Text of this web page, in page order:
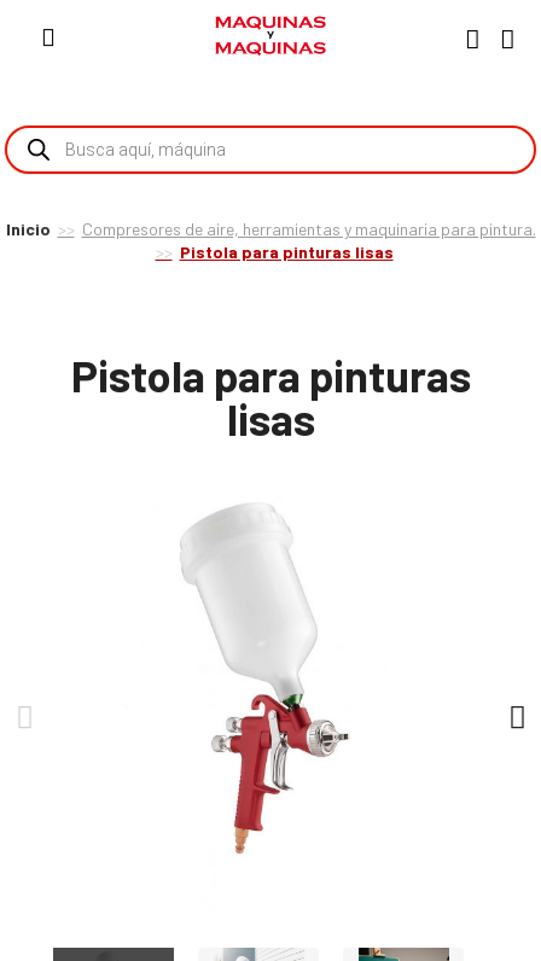
Inicio
Compresores de aire, herramientas y maquinaria para pintura.
Pistola para pinturas lisas
Pistola para pinturas
lisas